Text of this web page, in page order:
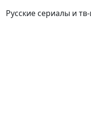
Русские сериалы и